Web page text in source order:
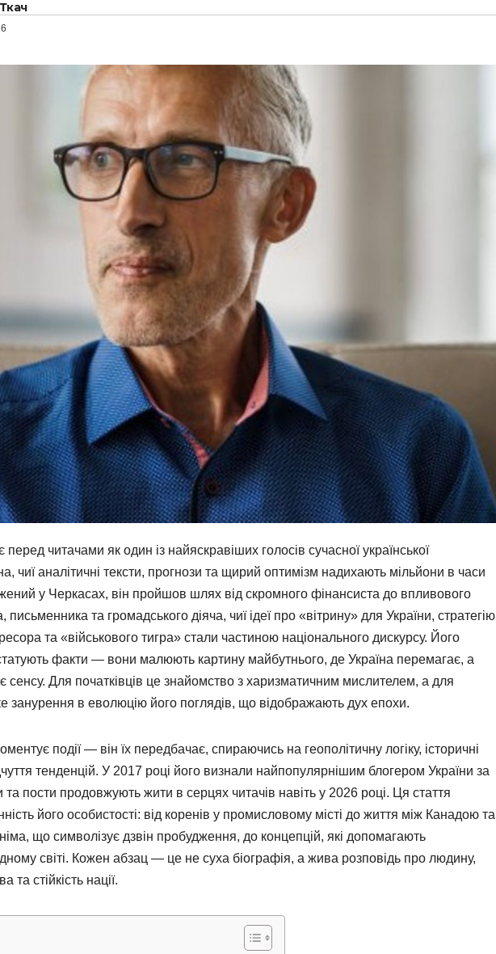
читачами як один із найяскравіших голосів сучасної української
чиї аналітичні тексти, прогнози та щирий оптимізм надихають мільйони в часи
у Черкасах, він пройшов шлях від скромного фінансиста до впливового
письменника та громадського діяча, чиї ідеї про «вітрину» для України, стратегію
та «військового тигра» стали частиною національного дискурсу. Його
факти — вони малюють картину майбутнього, де Україна перемагає, а
сенсу. Для початківців це знайомство з харизматичним мислителем, а для
занурення в еволюцію його поглядів, що відображають дух епохи.
події — він їх передбачає, спираючись на геополітичну логіку, історичні
тенденцій. У 2017 році його визнали найпопулярнішим блогером України за
та пости продовжують жити в серцях читачів навіть у 2026 році. Ця стаття
його особистості: від коренів у промисловому місті до життя між Канадою та
що символізує дзвін пробудження, до концепцій, які допомагають
світі. Кожен абзац — це не суха біографія, а жива розповідь про людину,
та стійкість нації.